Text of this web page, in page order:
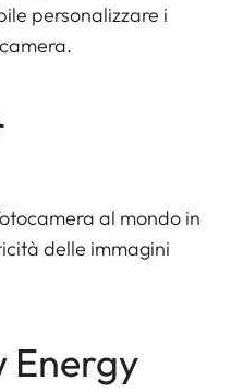
personalizzare i
al mondo in
delle immagini
Energy